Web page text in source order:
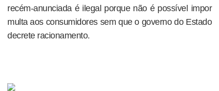
recém-anunciada é ilegal porque não é possível impor
multa aos consumidores sem que o governo do Estado
decrete racionamento.